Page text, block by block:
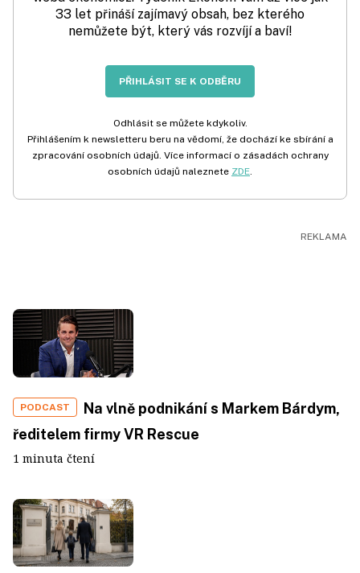
33 let přináší zajímavý obsah, bez kterého
nemůžete být, který vás rozvíjí a baví!
PŘIHLÁSIT SE K ODBĚRU
Odhlásit se můžete kdykoliv.
Přihlášením k newsletteru beru na vědomí, že dochází ke sbírání a
zpracování osobních údajů. Více informací o zásadách ochrany
osobních údajů naleznete ZDE.
PODCAST
Na vlně podnikání s Markem Bárdym,
ředitelem firmy VR Rescue
1 minuta čtení